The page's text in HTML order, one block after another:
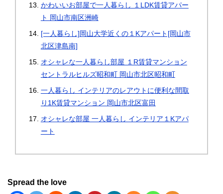
かわいいお部屋で一人暮らし １LDK賃貸アパー
ト 岡山市南区洲崎
[一人暮らし]岡山大学近くの１Kアパート[岡山市
北区津島南]
オシャレな一人暮らし部屋 １R賃貸マンション
セントラルヒルズ昭和町 岡山市北区昭和町
一人暮らし インテリアのレアウトに便利な間取
り1K賃貸マンション 岡山市北区富田
オシャレな部屋 一人暮らし インテリア１Kアパ
ート
Spread the love